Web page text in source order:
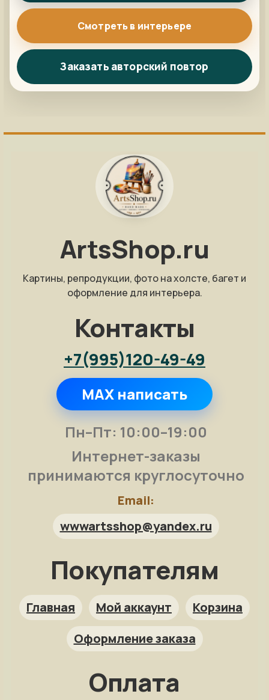
Смотреть в интерьере
Заказать авторский повтор
ArtsShop.ru
Картины, репродукции, фото на холсте, багет и
оформление для интерьера.
Контакты
+7(995)120-49-49
MAX написать
Пн–Пт: 10:00–19:00
Интернет-заказы
принимаются круглосуточно
Email:
wwwartsshop@yandex.ru
Покупателям
Главная Мой аккаунт
Корзина
Оформление заказа
Оплата
Арт-помощница
ArtsShop.ru
Репродукция на заказ